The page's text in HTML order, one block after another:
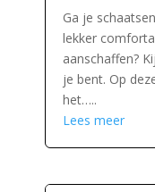
Ga je
lekker
aanschaffen?
je bent. Op
het…..
Lees meer